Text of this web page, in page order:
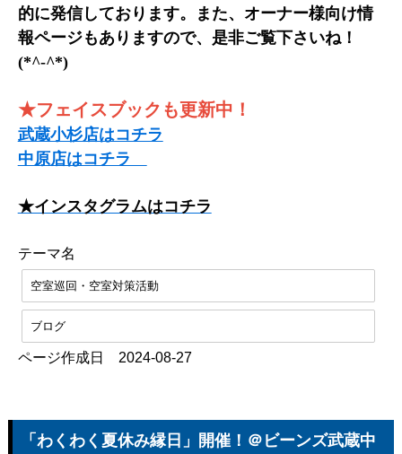
的に発信しております。また、オーナー様向け情
報ページもありますので、是非ご覧下さいね！
(*^-^*)
★フェイスブックも更新中！
武蔵小杉店はコチラ
中原店はコチラ
★インスタグラムはコチラ
テーマ名
空室巡回・空室対策活動
ブログ
ページ作成日 2024-08-27
「わくわく夏休み縁日」開催！＠ビーンズ武蔵中